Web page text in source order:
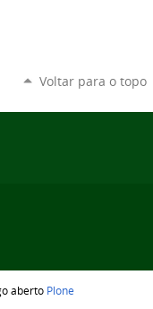
Voltar para o topo
aberto Plone